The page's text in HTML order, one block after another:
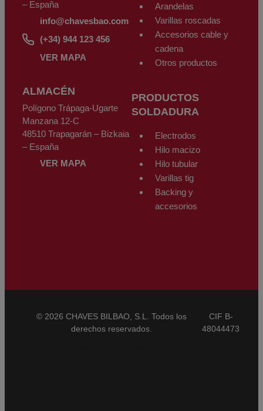
– España
info@chavesbao.com
(+34) 944 123 456
VER MAPA
ALMACÉN
Polígono Trápaga-Ugarte
Manzana 12-C
48510 Trapagarán – Bizkaia
– España
VER MAPA
Arandelas
Varillas roscadas
Accesorios cable y
cadena
Otros productos
PRODUCTOS
SOLDADURA
Electrodos
Hilo macizo
Hilo tubular
Varillas tig
Backing y
accesorios
© 2026 CHAVES BILBAO, S.L. Todos los
derechos reservados.
CIF B-
48044473